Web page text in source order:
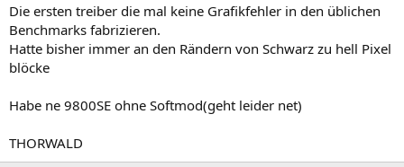
Die ersten treiber die mal keine Grafikfehler in den üblichen
Benchmarks fabrizieren.
Hatte bisher immer an den Rändern von Schwarz zu hell Pixel
blöcke
Habe ne 9800SE ohne Softmod(geht leider net)
THORWALD